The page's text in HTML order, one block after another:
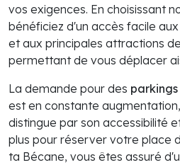
vos exigences. En choisissant
bénéficiez d'un accès facile
et aux principales attractions
permettant de vous déplacer
La demande pour des parkings
est en constante
distingue par son accessibilité
plus pour réserver votre place
ta Bécane, vous êtes assuré